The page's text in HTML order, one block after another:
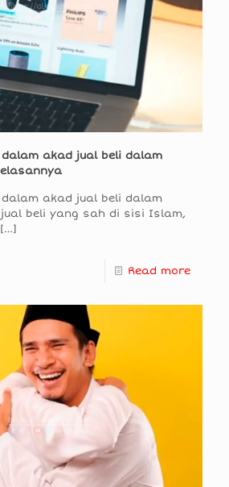
akad jual beli dalam
akad jual beli dalam
beli yang sah di sisi Islam,
[…]
Read more